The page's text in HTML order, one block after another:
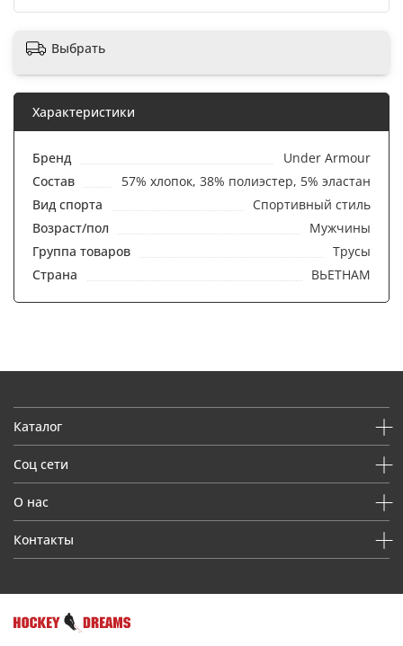
Выбрать
Характеристики
Бренд
Under Armour
Состав
57% хлопок, 38% полиэстер, 5% эластан
Вид спорта
Спортивный стиль
Возраст/пол
Мужчины
Группа товаров
Трусы
Страна
ВЬЕТНАМ
Каталог
Соц сети
О нас
Контакты